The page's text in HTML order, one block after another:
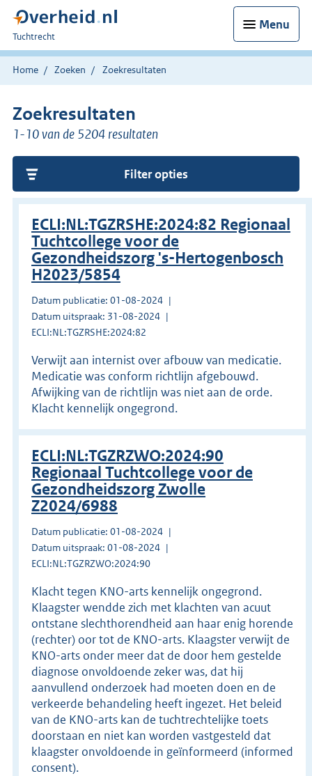
Menu
U
bent
hier:
Tuchtrecht
Home Zoeken Zoekresultaten
Zoekresultaten
1-10 van de 5204 resultaten
Filter opties
ECLI:NL:TGZRSHE:2024:82 Regionaal
Tuchtcollege voor de
Gezondheidszorg 's-Hertogenbosch
H2023/5854
Datum publicatie: 01-08-2024
Datum uitspraak: 31-08-2024
ECLI:NL:TGZRSHE:2024:82
Verwijt aan internist over afbouw van medicatie.
Medicatie was conform richtlijn afgebouwd.
Afwijking van de richtlijn was niet aan de orde.
Klacht kennelijk ongegrond.
ECLI:NL:TGZRZWO:2024:90
Regionaal Tuchtcollege voor de
Gezondheidszorg Zwolle
Z2024/6988
Datum publicatie: 01-08-2024
Datum uitspraak: 01-08-2024
ECLI:NL:TGZRZWO:2024:90
Klacht tegen KNO-arts kennelijk ongegrond.
Klaagster wendde zich met klachten van acuut
ontstane slechthorendheid aan haar enig horende
(rechter) oor tot de KNO-arts. Klaagster verwijt de
KNO-arts onder meer dat de door hem gestelde
diagnose onvoldoende zeker was, dat hij
aanvullend onderzoek had moeten doen en de
verkeerde behandeling heeft ingezet. Het beleid
van de KNO-arts kan de tuchtrechtelijke toets
doorstaan en niet kan worden vastgesteld dat
klaagster onvoldoende in geïnformeerd (informed
consent).